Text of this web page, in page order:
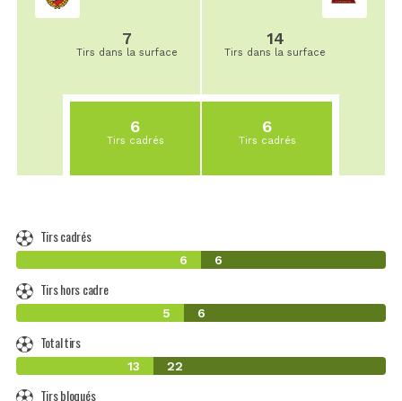
7
Tirs dans la surface
6
Tirs cadrés
14
Tirs dans la surface
6
Tirs cadrés
Tirs cadrés
6 6
Tirs hors cadre
5 6
Total tirs
13 22
Tirs bloqués